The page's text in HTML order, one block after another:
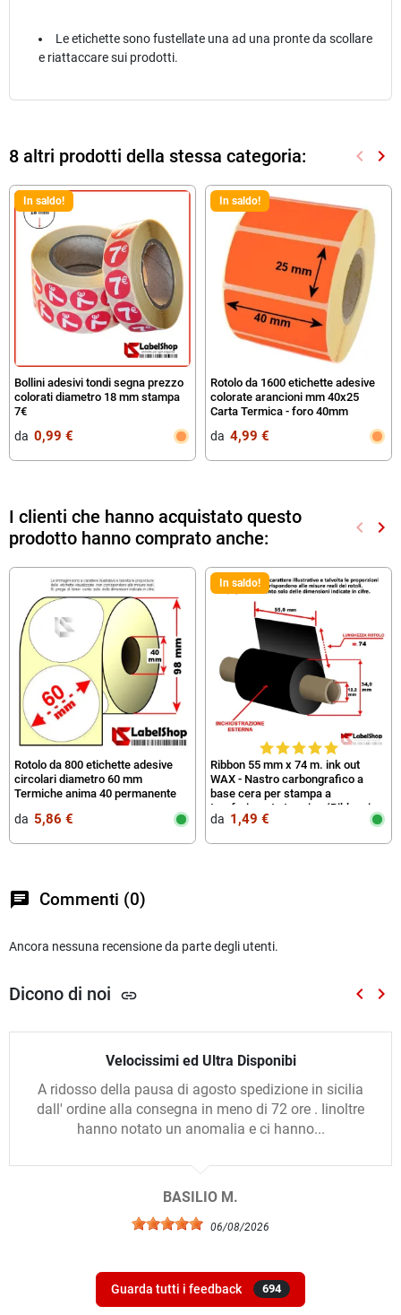
Le etichette sono fustellate una ad una pronte da scollare
e riattaccare sui prodotti.
8 altri prodotti della stessa categoria: keyboard_arrow_left keyboard_arrow_right
In saldo!
Bollini adesivi tondi segna prezzo
colorati diametro 18 mm stampa
7€
da‎ ‎ 0,99 €
In saldo!
Rotolo da 1600 etichette adesive
colorate arancioni mm 40x25
Carta Termica - foro 40mm
da‎ ‎ 4,99 €
I clienti che hanno acquistato questo
prodotto hanno comprato anche:
keyboard_arrow_left keyboard_arrow_right
Rotolo da 800 etichette adesive
circolari diametro 60 mm
Termiche anima 40 permanente
da‎ ‎ 5,86 €
In saldo!
Ribbon 55 mm x 74 m. ink out
WAX - Nastro carbongrafico a
base cera per stampa a
trasferimento termico (Ribbon in
Cera)
da‎ ‎ 1,49 €
chat Commenti (0)
Ancora nessuna recensione da parte degli utenti.
Dicono di noi link keyboard_arrow_left keyboard_arrow_right
Velocissimi ed Ultra Disponibi
A ridosso della pausa di agosto spedizione in sicilia
dall' ordine alla consegna in meno di 72 ore . Iinoltre
hanno notato un anomalia e ci hanno...
BASILIO M.
06/08/2026
Guarda tutti i feedback 694